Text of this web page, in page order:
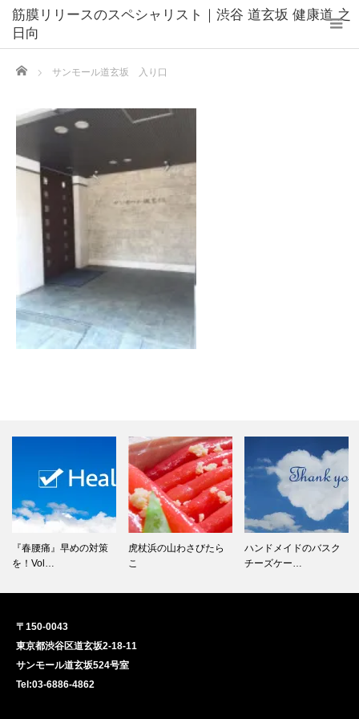
筋膜リリースのスペシャリスト｜渋谷 道玄坂 健康道 之
日向
Home サンモール道玄坂 入り口
『春腰痛』早めの対策
を！Vol…
虎杖浜の山わさびたら
こ
ハンドメイドのバスク
チーズケー…
〒150-0043
東京都渋谷区道玄坂2-18-11
サンモール道玄坂524号室
Tel:03-6886-4862